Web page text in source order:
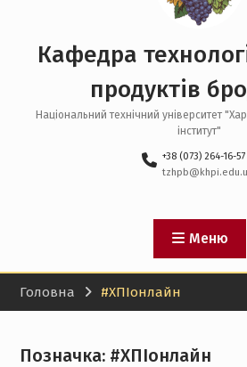
спеціальність G13!
Кафедра
продуктів
Національний технічний університет
інститут"
+38 (073) 264-16-57
Меню
Головна #ХПІонлайн
Позначка: #ХПІонлайн